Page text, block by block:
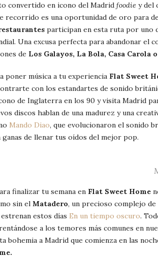
convertido en icono del Madrid foodie y del
recorrido es una oportunidad de oro para
participan en esta ruta por uno
Una excusa perfecta para abandonar el
de Los Galayos, La Bola, Casa Carola
poner música a tu experiencia Flat Sweet
con los estandartes de sonido
de Inglaterra en los 90 y visita Madrid
discos hablan de una madurez y una
Mando Diao, que evolucionaron el sonido
ganas de llenar tus oídos del mejor pop.
finalizar tu semana en Flat Sweet Home
sin el Matadero, un precioso complejo
estos días En un tiempo oscuro.
a los temores más comunes en
bohemia a Madrid que comienza en las